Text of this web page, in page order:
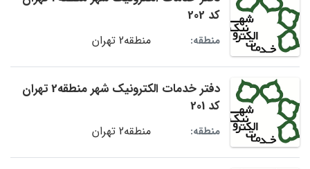
کد 202
منطقه: منطقه2 تهران
دفتر خدمات الکترونیک شهر منطقه2 تهران
کد 201
منطقه: منطقه2 تهران